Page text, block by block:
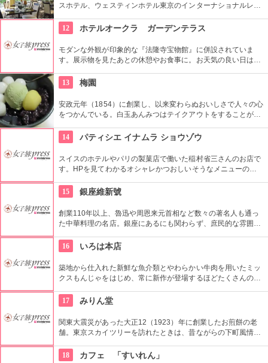
スホテル、ウェスティンホテル東京のインターナショナルレス
にアツアツで食べられるビュッフェスタイルのレストラン。旬
の野菜がふんだんに使われているのでとてもヘルシー。宝石の
ようなデザートは、ベテランシェフ一押し。
12 ホテルオークラ ガーデンテラス
モダンな外観が印象的な『法隆寺宝物館』に併設されていま
す。展示物を見たあとの休憩やお食事に。お天気の良い日はテ
が出ることもありますので、何度も訪れたいですね。
13 梅園
安政元年（1854）に創業し、以来変わらぬおいしさで人々の心
をつかんでいる。白玉あんみつはテイクアウトをすることがで
14
パティシエ イナムラ ショウゾウ
スイスのホテルやパリの製菓店で働いた稲村省三さんのお店で
す。HPを見てわかるオシャレかつおしいそうなメニューの
を絶えません。
15 銀座維新號
創業110年以上、魯迅や周恩来元首相など数々の著名人も通っ
た中華料理の名店。銀座にあるにも関わらず、庶民的な雰囲気
を得ています。
16 いろは本店
築地から仕入れた新鮮な魚介類とやわらかい牛肉を用いたミッ
クスもんじゃをはじめ、常に新作が登場するほどたくさんの種
エビが自慢。
17 みりん堂
関東大震災があった大正12（1923）年に創業したお煎餅の老
舗。東京スカイツリーを訪れたときは、昔ながらの下町風情と
ではぬれ煎餅にアイスクリームをはさんだ「ぬれソフト」も人
18 カフェ 「すいれん」